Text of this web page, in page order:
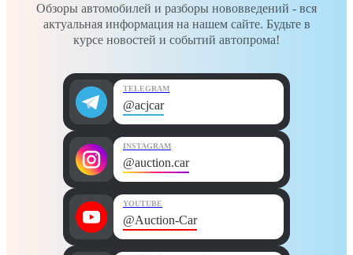
Обзоры автомобилей и разборы нововведений - вся
актуальная информация на нашем сайте. Будьте в
курсе новостей и событий автопрома!
TELEGRAM
@acjcar
INSTAGRAM
@auction.car
YOUTUBE
@Auction-Car